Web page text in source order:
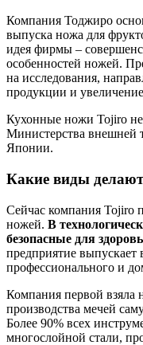
Компания Тоджиро
выпуска ножа для
идея фирмы –
особенностей ножей.
на исследования,
продукции и
Кухонные ножи Tojiro
Министерства внешней
Японии.
Какие виды
Сейчас компания Tojiro
ножей. В
безопасные для
предприятие
профессионального и
Компания первой
производства мечей
Более 90% всех
многослойной стали,